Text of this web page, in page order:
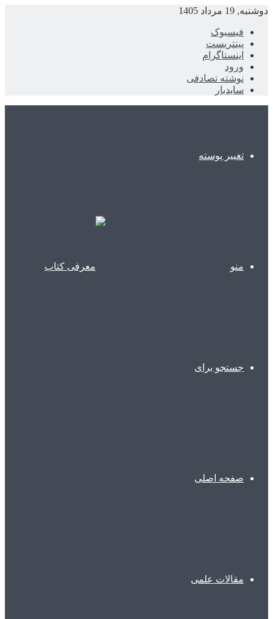
دوشنبه, 19 مرداد 1405
فیسبوک
پینتریست
اینستاگرام
ورود
نوشته تصادفی
سایدبار
تغییر پوسته
منو
جستجو برای
صفحه اصلی
مقالات علمی